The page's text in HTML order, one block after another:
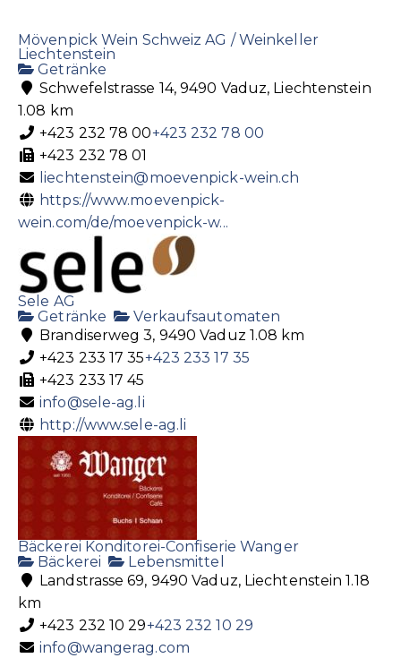
Mövenpick Wein Schweiz AG / Weinkeller
Liechtenstein
Getränke
Schwefelstrasse 14, 9490 Vaduz, Liechtenstein
1.08 km
+423 232 78 00+423 232 78 00
+423 232 78 01
liechtenstein@moevenpick-wein.ch
https://www.moevenpick-
wein.com/de/moevenpick-w...
Sele AG
Getränke
Verkaufsautomaten
Brandiserweg 3, 9490 Vaduz 1.08 km
+423 233 17 35+423 233 17 35
+423 233 17 45
info@sele-ag.li
http://www.sele-ag.li
Bäckerei Konditorei-Confiserie Wanger
Bäckerei
Lebensmittel
Landstrasse 69, 9490 Vaduz, Liechtenstein 1.18
km
+423 232 10 29+423 232 10 29
info@wangerag.com